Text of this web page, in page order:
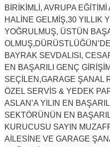
BİRİKİMLİ, AVRUPA
HALİNE GELMİŞ,30 YILLIK
YOĞRULMUŞ, ÜSTÜN
BAYRAK SEVDALISI,
EN BAŞARILI GENÇ
SEÇİLEN,GARAGE ŞANAL
ÖZEL SERVİS & YEDEK
ASLAN’A YILIN EN
SEKTÖRÜNÜN EN
KURUCUSU SAYIN
AİLESİNE VE GARAGE